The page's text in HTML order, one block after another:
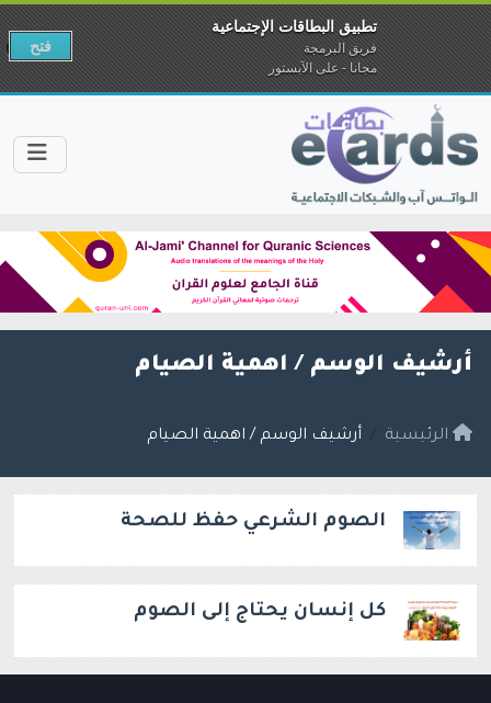
أرشيف الوسم / اهمية الصيام
الرئيسية أرشيف الوسم / اهمية الصيام
الصوم الشرعي حفظ للصحة
كل إنسان يحتاج إلى الصوم
تطبيق البطاقات الإجتماعية
فريق البرمجة
مجانا - على الآبستور
فتح